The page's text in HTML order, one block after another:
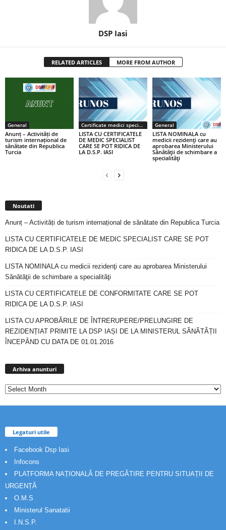
DSP Iasi
RELATED ARTICLES MORE FROM AUTHOR
General
Anunț – Activități de
turism internațional de
sănătate din Republica
Turcia
Certificate medici specialiști / primari
LISTA CU CERTIFICATELE
DE MEDIC SPECIALIST
CARE SE POT RIDICA DE
LA D.S.P. IASI
General
LISTA NOMINALA cu
medicii rezidenţi care au
aprobarea Ministerului
Sănătăţii de schimbare a
specialităţi
Noutati
Anunț – Activități de turism internațional de sănătate din Republica Turcia
LISTA CU CERTIFICATELE DE MEDIC SPECIALIST CARE SE POT
RIDICA DE LA D.S.P. IASI
LISTA NOMINALA cu medicii rezidenţi care au aprobarea Ministerului
Sănătăţii de schimbare a specialităţi
LISTA CU CERTIFICATELE DE CONFORMITATE CARE SE POT
RIDICA DE LA D.S.P. IASI
LISTA CU APROBĂRILE DE ÎNTRERUPERE/PRELUNGIRE DE
REZIDENȚIAT PRIMITE LA DSP IAȘI DE LA MINISTERUL SĂNĂTĂȚII
ÎNCEPÂND CU DATA DE 01.01.2016
Arhiva anunturi
Legaturi utile
Facebook Dsp Iasi
Infocons
PLATFORMA NAȚIONALĂ DE PREGĂTIRE PENTRU SITUAȚII DE
URGENȚĂ
O.M.S
Ministerul Sanatatii
I.N.S.P.